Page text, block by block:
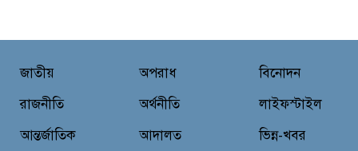
বিদ্যুৎস্পৃষ্টে মুয়াজ্জিনের মৃত্যু!
আমিন এর মমতাময়ী মায়ের মৃত্যু
জাতীয়
রাজনীতি
আন্তর্জাতিক
অপরাধ
অর্থনীতি
আদালত
বিনোদন
লাইফস্টাইল
ভিন্ন-খবর